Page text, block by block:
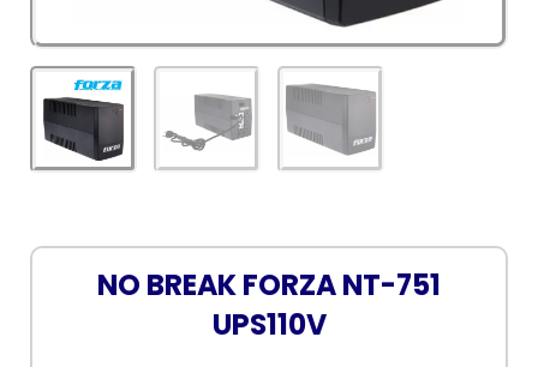
NO BREAK FORZA NT-751
UPS110V